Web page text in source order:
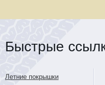
Быстрые
Летние покрышки